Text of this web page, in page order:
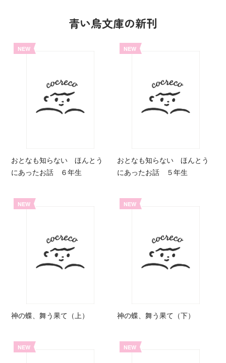
青い鳥文庫の新刊
NEW
おとなも知らない ほんとう
にあったお話 ６年生
NEW
おとなも知らない ほんとう
にあったお話 ５年生
NEW
神の蝶、舞う果て（上）
NEW
神の蝶、舞う果て（下）
NEW NEW